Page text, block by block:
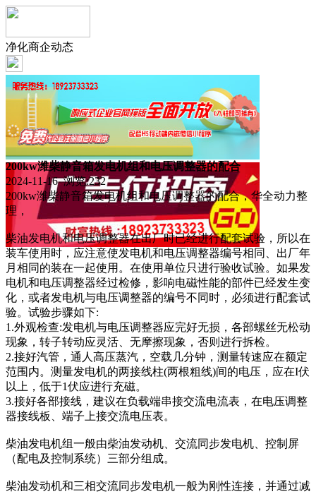
净化商企动态
200kw潍柴静音箱发电机组和电压调整器的配合
2024-11-16 浏览:232
200kw潍柴静音箱发电机组和电压调整器的配合，华全动力整
理，
柴油发电机和电压调整器在出厂时已经进行配套试验，所以在
装车使用时，应注意使发电机和电压调整器编号相同、出厂年
月相同的装在一起使用。在使用单位只进行验收试验。如果发
电机和电压调整器经过检修，影响电磁性能的部件已经发生变
化，或者发电机与电压调整器的编号不同时，必须进行配套试
验。试验步骤如下:
1.外观检查:发电机与电压调整器应完好无损，各部螺丝无松动
现象，转子转动应灵活、无摩擦现象，否则进行拆检。
2.接好汽管，通人高压蒸汽，空载几分钟，测量转速应在额定
范围内。测量发电机的两接线柱(两根粗线)间的电压，应在I伏
以上，低于1伏应进行充磁。
3.接好各部接线，建议在负载端串接交流电流表，在电压调整
器接线板、端子上接交流电压表。
柴油发电机组一般由柴油发动机、交流同步发电机、控制屏
（配电及控制系统）三部分组成。
柴油发动机和三相交流同步发电机一般为刚性连接，并通过减